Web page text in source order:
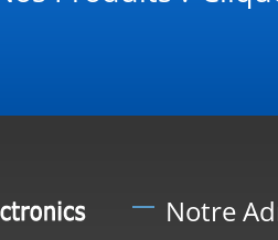
Notre